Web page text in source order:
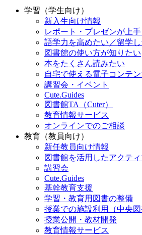
学習（学生向け）
新入生向け情報
レポート・プレゼンが上
語学力を高めたい／留学
図書館の使い方が知りたい
本をたくさん読みたい
自宅で使える電子コンテ
講習会・イベント
Cute.Guides
図書館TA（Cuter）
教育情報サービス
オンラインでのご相談
教育（教員向け）
新任教員向け情報
図書館を活用したアクテ
講習会
Cute.Guides
基幹教育支援
学習・教育用図書の整備
授業での施設利用（中央図
授業公開・教材開発
教育情報サービス